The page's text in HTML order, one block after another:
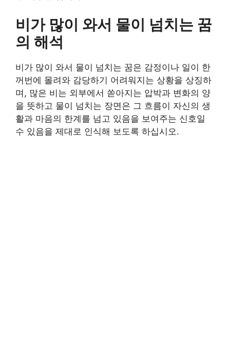
비가 많이 와서 물이 넘치는 꿈
의 해석
비가 많이 와서 물이 넘치는 꿈은 감정이나 일이 한
꺼번에 몰려와 감당하기 어려워지는 상황을 상징하
며, 많은 비는 외부에서 쏟아지는 압박과 변화의 양
을 뜻하고 물이 넘치는 장면은 그 흐름이 자신의 생
활과 마음의 한계를 넘고 있음을 보여주는 신호일
수 있음을 제대로 인식해 보도록 하십시오.